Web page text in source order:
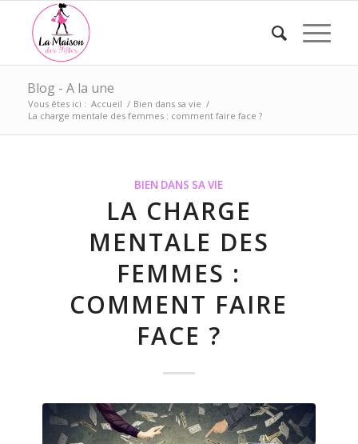
Blog - A la une
Vous êtes ici : Accueil / Bien dans sa vie /
La charge mentale des femmes : comment faire face ?
BIEN DANS SA VIE
LA CHARGE
MENTALE DES
FEMMES :
COMMENT FAIRE
FACE ?